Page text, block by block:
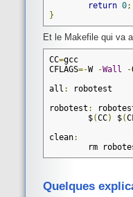
return 0;
}
Et le Makefile qui va
CC=gcc
CFLAGS=-W -Wall -
all :
robotest
robotest :
	$
(CC) $(
clean:
rm
Quelques